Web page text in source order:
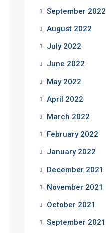
September 2022
August 2022
July 2022
June 2022
May 2022
April 2022
March 2022
February 2022
January 2022
December 2021
November 2021
October 2021
September 2021